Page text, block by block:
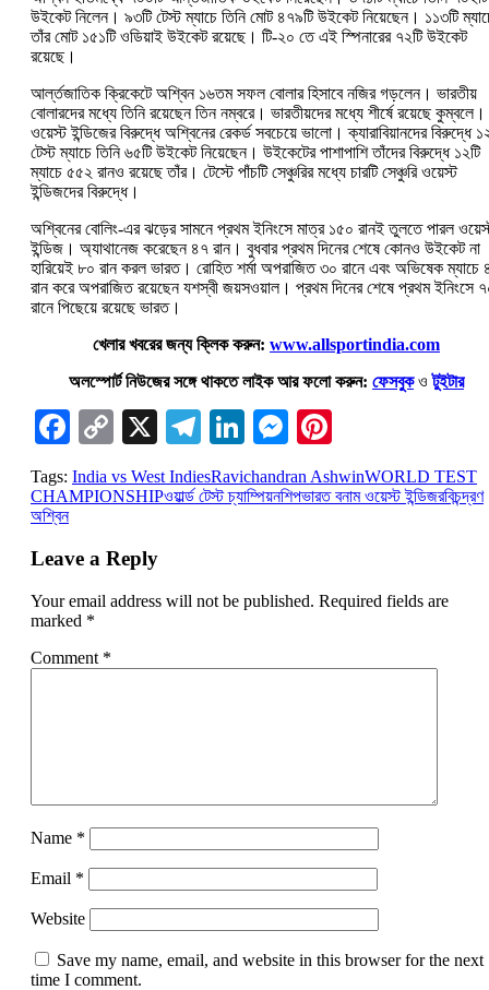
উইকেট নিলেন। ৯৩টি টেস্ট ম্যাচে তিনি মোট ৪৭৯টি উইকেট নিয়েছেন। ১১৩টি
তাঁর মোট ১৫১টি ওডিয়াই উইকেট রয়েছে। টি-২০ তে এই স্পিনারের ৭২টি উইকেট
রয়েছে।
আর্ল্তজাতিক ক্রিকেটে অশ্বিন ১৬তম সফল বোলার হিসাবে নজির গড়লেন। ভারতীয়
বোলারদের মধ্যে তিনি রয়েছেন তিন নম্বরে। ভারতীয়দের মধ্যে শীর্ষে রয়েছে কুম্বলে।
ওয়েস্ট ইন্ডিজের বিরুদ্ধে অশ্বিনের রেকর্ড সবচেয়ে ভালো। ক্যারাবিয়ানদের বিরুদ্ধে
টেস্ট ম্যাচে তিনি ৬৫টি উইকেট নিয়েছেন। উইকেটের পাশাপাশি তাঁদের বিরুদ্ধে ১২টি
ম্যাচে ৫৫২ রানও রয়েছে তাঁর। টেস্টে পাঁচটি সেঞ্চুরির মধ্যে চারটি সেঞ্চুরি ওয়েস্ট
ইন্ডিজদের বিরুদ্ধে।
অশ্বিনের বোলিং-এর ঝড়ের সামনে প্রথম ইনিংসে মাত্র ১৫০ রানই তুলতে পারল
ইন্ডিজ। অ্যাথানেজ করেছেন ৪৭ রান। বুধবার প্রথম দিনের শেষে কোনও উইকেট না
হারিয়েই ৮০ রান করল ভারত। রোহিত শর্মা অপরাজিত ৩০ রানে এবং অভিষেক ম্যাচে
রান করে অপরাজিত রয়েছেন যশস্বী জয়সওয়াল। প্রথম দিনের শেষে প্রথম ইনিংসে
রানে পিছেয়ে রয়েছে ভারত।
খেলার খবরের জন্য ক্লিক করুন: www.allsportindia.com
অলস্পোর্ট নিউজের সঙ্গে থাকতে লাইক আর ফলো করুন: ফেসবুকওটুইটার
Facebook
Copy
Link
X Telegram
LinkedIn
Messenger
Tags: India vs West IndiesRavichandran AshwinWORLD TEST
CHAMPIONSHIPওয়ার্ল্ড টেস্ট চ্যাম্পিয়নশিপভারত বনাম ওয়েস্ট ইন্ডিজরবিচন্দ্রণ
অশ্বিন
Leave a Reply
Your email address will not be published. Required fields are
marked *
Comment *
Name *
Email *
Website
Save my name, email, and website in this browser for the next
time I comment.